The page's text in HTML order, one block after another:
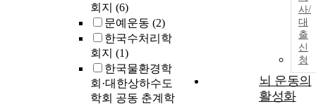
회지 (6)
문예운동 (2)
한국수처리학
회지 (1)
한국물환경학
회·대한상하수도
학회 공동 춘계학
사/
대
출
신
청
뇌 운동의
활성화